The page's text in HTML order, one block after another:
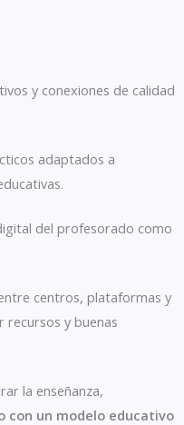
y conexiones de calidad
adaptados a
del profesorado como
centros, plataformas y
y buenas
la enseñanza,
con un modelo educativo